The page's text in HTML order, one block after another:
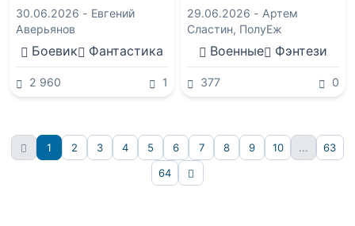
30.06.2026 - Евгений
Аверьянов
Боевик Фантастика
2 960 1
29.06.2026 - Артем
Сластин, ПолуЕж
Военные Фэнтези
377 0
1 2 3 4 5 6 7 8 9 10 ...
63
64
Вперёд